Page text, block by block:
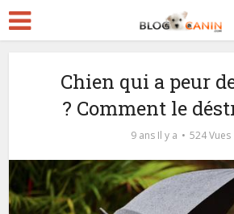
Chien qui a peur
? Comment le
9 ans Il y a 524 Vues